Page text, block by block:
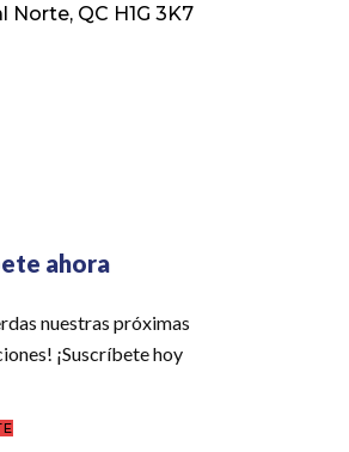
Norte, QC H1G 3K7
ahora
nuestras próximas
¡Suscríbete hoy